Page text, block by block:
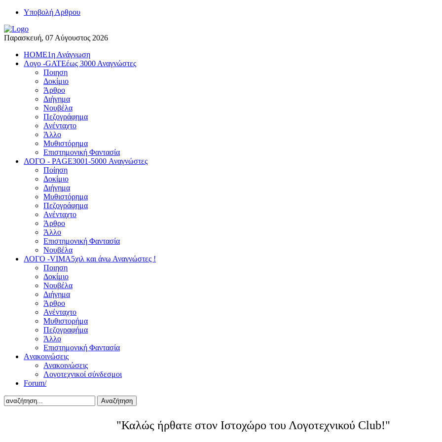
Yποβολή Αρθρου
Παρασκευή, 07 Αύγουστος 2026
HOME1η Ανάγνωση
Λογο -GATEέως 3000 Αναγνώστες
Ποιηση
Δοκίμιο
Άρθρο
Διήγημα
Νουβέλα
Πεζογράφημα
Ανένταχτο
Άλλο
Μυθιστόρημα
Επιστημονική Φαντασία
ΛΟΓΟ - PAGE3001-5000 Αναγνώστες
Ποίηση
Δοκίμιο
Διήγημα
Μυθιστόρημα
Πεζογράφημα
Ανένταχτο
Άρθρο
Άλλο
Επιστημονική Φαντασία
Νουβέλα
ΛΟΓΟ -VIMA5χιλ και άνω Αναγνώστες !
Ποιηση
Δοκίμιο
Νουβέλα
Διήγημα
Άρθρο
Ανένταχτο
Μυθιστορήμα
Πεζογραφήμα
Άλλο
Επιστημονική Φαντασία
Aνακοινώσεις
Ανακοινώσεις
Λογοτεχνικοί σύνδεσμοι
Forum/
Αναζήτηση
"Καλώς ήρθατε στον Ιστοχώρο του Λογοτεχνικού Club!"